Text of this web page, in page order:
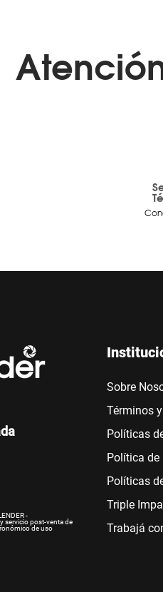
-
servicio post-venta de
de uso
Sobre
Términos
Políticas
Política de
Políticas
Triple
Trabajá